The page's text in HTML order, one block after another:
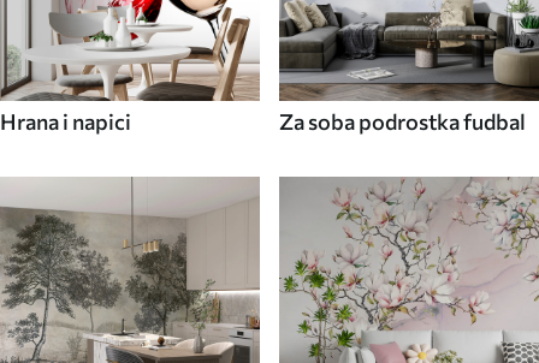
Hrana i napici Za soba podrostka fudbal